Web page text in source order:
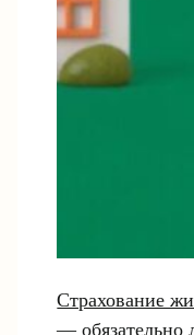
Страхование
— обязательно